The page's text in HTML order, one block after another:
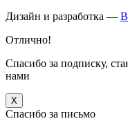
Дизайн и разработка —
Отлично!
Спасибо за подписку,
нами
X
Спасибо за письмо